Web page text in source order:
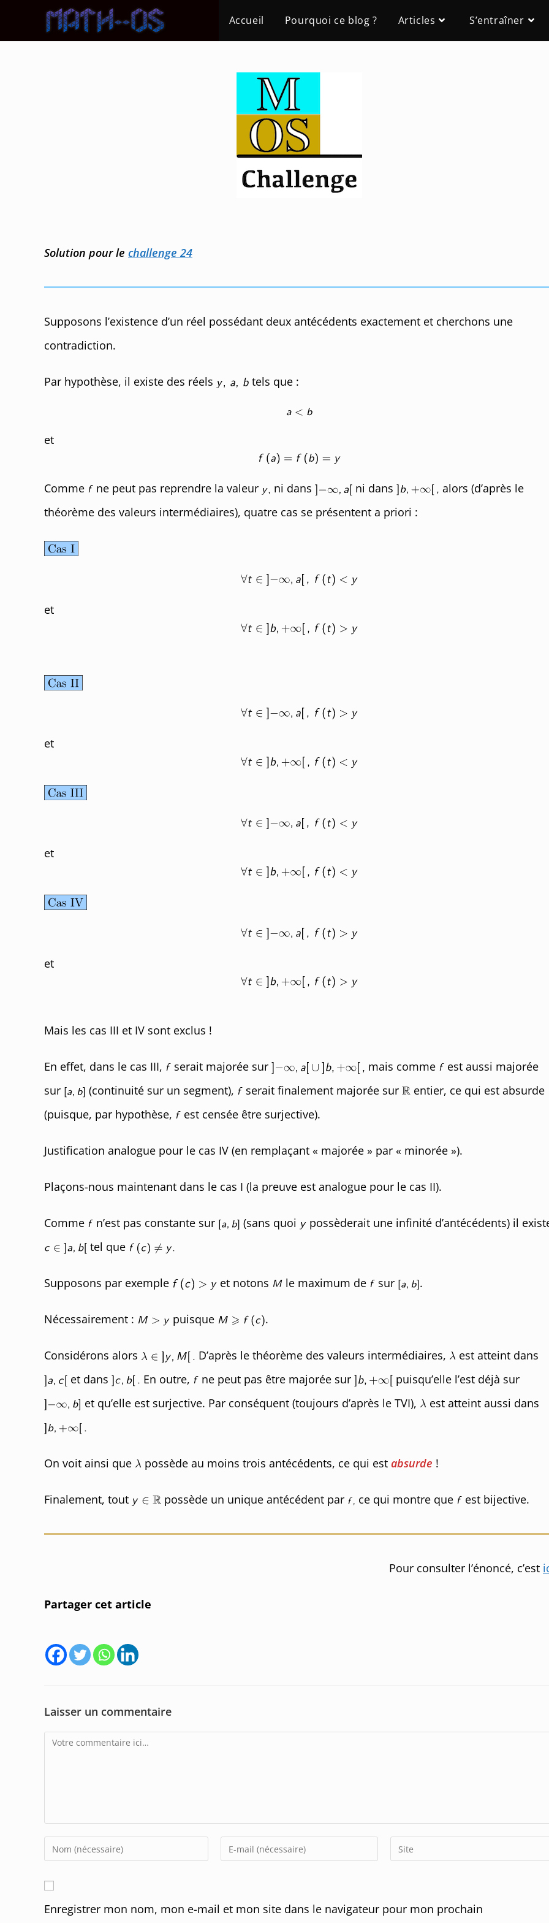
content
Accueil Pourquoi ce blog ? Articles S’entraîner
Solution pour le challenge 24
Supposons l’existence d’un réel possédant deux antécédents exactement et cherchons une
contradiction.
Par hypothèse, il existe des réels tels que :
et
Comme ne peut pas reprendre la valeur ni dans ni dans
alors (d’après le
théorème des valeurs intermédiaires), quatre cas se présentent a priori :
et
et
et
et
Mais les cas III et IV sont exclus !
En effet, dans le cas III, serait majorée sur mais comme
est aussi majorée
sur
(continuité sur un segment), serait finalement majorée sur
entier, ce qui est absurde
(puisque, par hypothèse,
est censée être surjective).
Justification analogue pour le cas IV (en remplaçant « majorée » par « minorée »).
Plaçons-nous maintenant dans le cas I (la preuve est analogue pour le cas II).
Comme n’est pas constante sur (sans quoi
possèderait une infinité d’antécédents) il
tel que
Supposons par exemple et notons le maximum de sur .
Nécessairement : puisque .
Considérons alors D’après le théorème des valeurs intermédiaires,
est atteint dans
et dans
En outre, ne peut pas être majorée sur
puisqu’elle l’est déjà sur
et qu’elle est surjective. Par conséquent (toujours d’après le TVI),
est atteint aussi dans
On voit ainsi que possède au moins trois antécédents, ce qui est absurde !
Finalement, tout possède un unique antécédent par ce qui montre que est bijective.
Pour consulter l’énoncé, c’est
Partager cet article
Laisser un commentaire
Comment
Enter
your
name
username
Enter
your
Enter
your
Enregistrer mon nom, mon e-mail et mon site dans le navigateur pour mon prochain